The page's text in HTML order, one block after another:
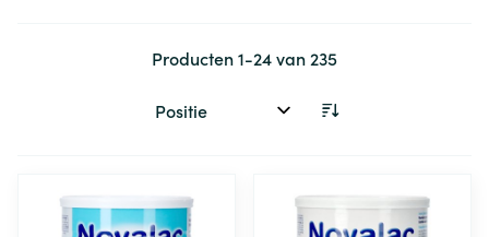
Producten1-24van 235
Sorteer op: